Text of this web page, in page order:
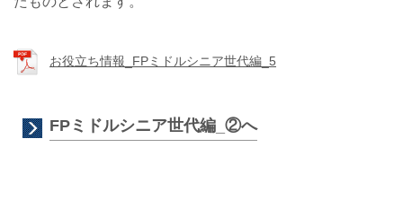
お役立ち情報_FPミドルシニア世代編_5
FPミドルシニア世代編_②へ